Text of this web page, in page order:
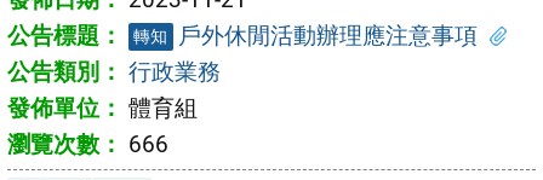
轉知
戶外休閒活動辦理應注意事項
行政業務
體育組
666